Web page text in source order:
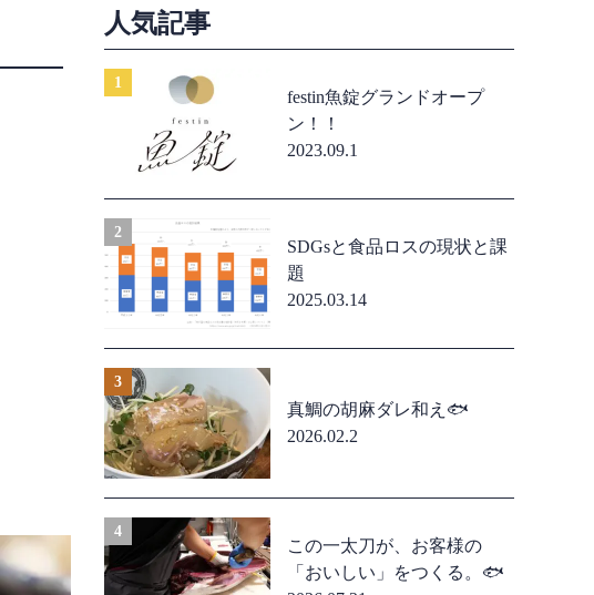
人気記事
festin魚錠グランドオープ
ン！！
2023.09.1
SDGsと食品ロスの現状と課
題
2025.03.14
真鯛の胡麻ダレ和え🐟
2026.02.2
この一太刀が、お客様の
「おいしい」をつくる。🐟